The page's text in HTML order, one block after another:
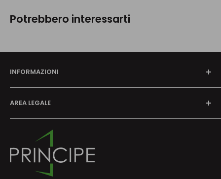
Potrebbero interessarti
INFORMAZIONI
Richiedi preventivo
Contatti
AREA LEGALE
Privacy Policy
Cookie Policy